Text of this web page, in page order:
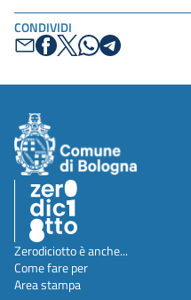
CONDIVIDI
Zerodiciotto è anche...
Come fare per
Area stampa